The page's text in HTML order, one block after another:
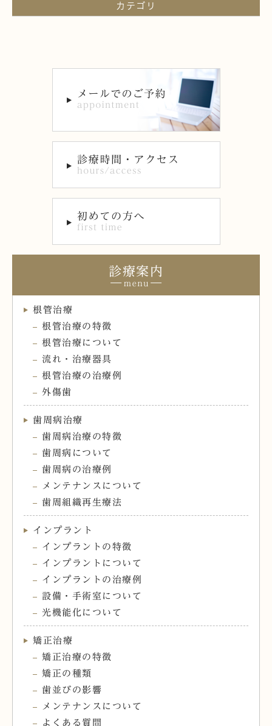
カテゴリ
診療案内
根管治療
根管治療の特徴
根管治療について
流れ・治療器具
根管治療の治療例
外傷歯
歯周病治療
歯周病治療の特徴
歯周病について
歯周病の治療例
メンテナンスについて
歯周組織再生療法
インプラント
インプラントの特徴
インプラントについて
インプラントの治療例
設備・手術室について
光機能化について
矯正治療
矯正治療の特徴
矯正の種類
歯並びの影響
メンテナンスについて
よくある質問